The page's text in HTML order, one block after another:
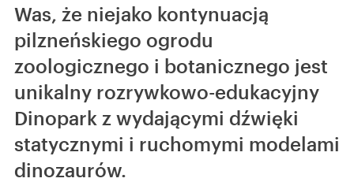
Was, że niejako kontynuacją
pilzneńskiego ogrodu
zoologicznego i botanicznego jest
unikalny rozrywkowo-edukacyjny
Dinopark z wydającymi dźwięki
statycznymi i ruchomymi modelami
dinozaurów.